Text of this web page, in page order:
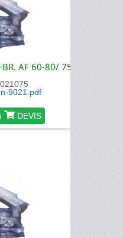
AF 60-80/ 75
9021.pdf
DEVIS